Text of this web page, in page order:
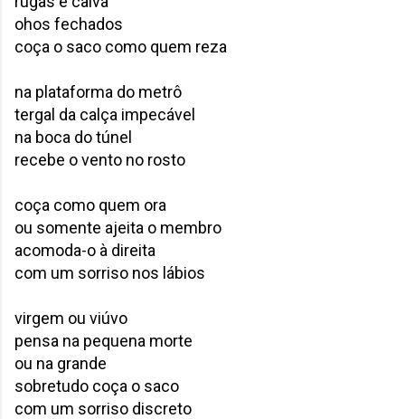
ohos fechados
coça o saco como quem reza
na plataforma do metrô
tergal da calça impecável
na boca do túnel
recebe o vento no rosto
coça como quem ora
ou somente ajeita o membro
acomoda-o à direita
com um sorriso nos lábios
virgem ou viúvo
pensa na pequena morte
ou na grande
sobretudo coça o saco
com um sorriso discreto